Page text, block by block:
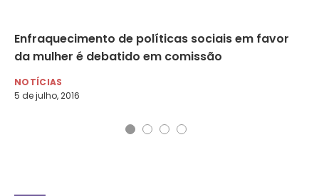
Enfraquecimento de políticas sociais em favor
da mulher é debatido em comissão
NOTÍCIAS
5 de julho, 2016